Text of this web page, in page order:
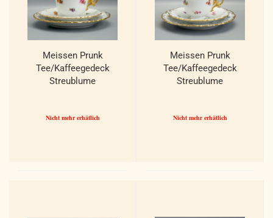
Meissen Prunk
Tee/Kaffeegedeck
Streublume
Nicht mehr erhätlich
Meissen Prunk
Tee/Kaffeegedeck
Streublume
Nicht mehr erhätlich